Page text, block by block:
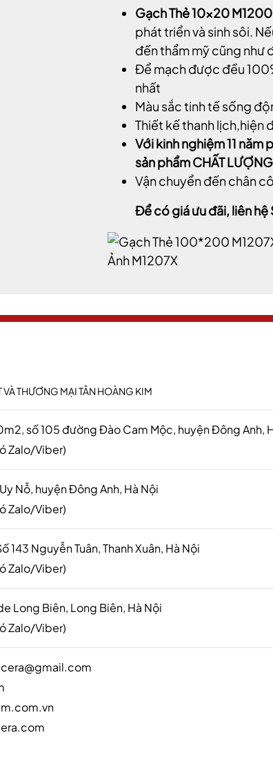
Gạch Thẻ 10×20 M1200
phát triển và sinh sôi.
đến thẩm mỹ cũng như
Để mạch được đều
nhất
Màu sắc tinh tế sống
Thiết kế thanh lịch,hiện
Với kinh nghiệm 11
sản phẩm CHẤT
Vận chuyển đến chân
Để có giá ưu đãi, liên
Ảnh M1207X
THƯƠNG MẠI TÂN HOÀNG KIM
số 105 đường Đào Cam Mộc, huyện Đông Anh,
Zalo/Viber)
Nỗ, huyện Đông Anh, Hà Nội
Zalo/Viber)
143 Nguyễn Tuân, Thanh Xuân, Hà Nội
Zalo/Viber)
Long Biên, Long Biên, Hà Nội
Zalo/Viber)